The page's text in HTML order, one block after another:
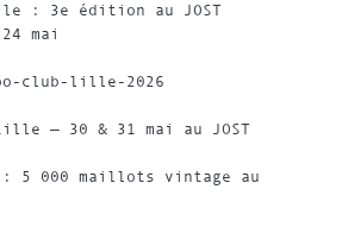
: 3e édition au JOST
mai
club-lille-2026
— 30 & 31 mai au JOST
: 5 000 maillots vintage au